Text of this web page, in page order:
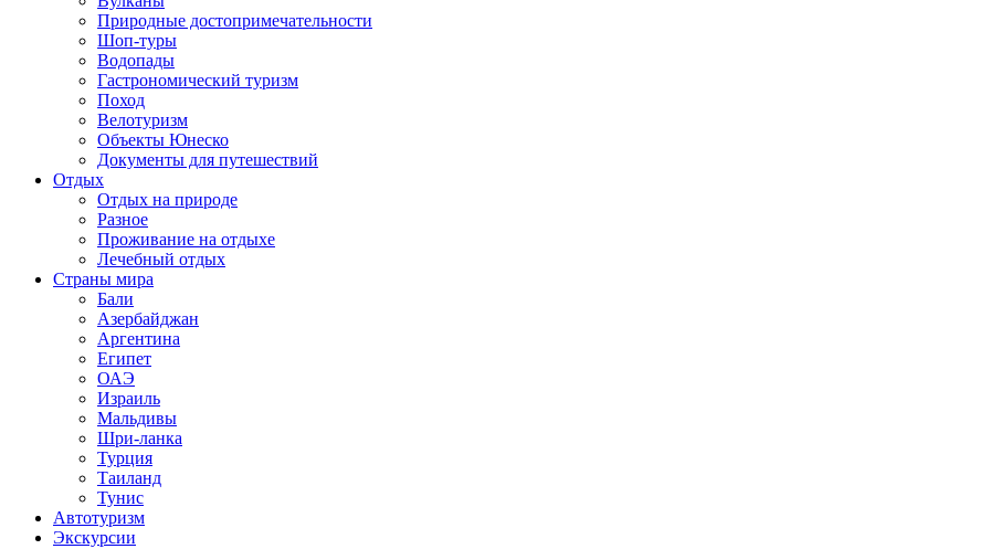
Природные достопримечательности
Шоп-туры
Водопады
Гастрономический туризм
Поход
Велотуризм
Объекты Юнеско
Документы для путешествий
Отдых
Отдых на природе
Разное
Проживание на отдыхе
Лечебный отдых
Страны мира
Бали
Азербайджан
Аргентина
Египет
ОАЭ
Израиль
Мальдивы
Шри-ланка
Турция
Таиланд
Тунис
Автотуризм
Экскурсии